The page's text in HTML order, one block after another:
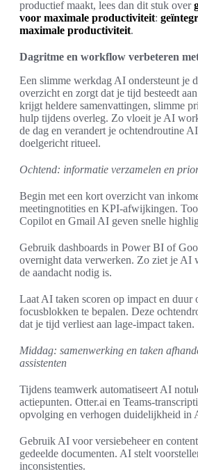
productief maakt, lees dan dit stuk over
voor maximale productiviteit:
maximale productiviteit.
Dagritme en workflow verbeteren
Een slimme werkdag AI ondersteunt je
overzicht en zorgt dat je tijd besteedt
krijgt heldere samenvattingen, slimme
hulp tijdens overleg. Zo vloeit je AI
de dag en verandert je ochtendroutine
doelgericht ritueel.
Ochtend: informatie verzamelen en
Begin met een kort overzicht van
meetingnotities en KPI-afwijkingen.
Copilot en Gmail AI geven snelle
Gebruik dashboards in Power BI of
overnight data verwerken. Zo ziet je AI
de aandacht nodig is.
Laat AI taken scoren op impact en duur
focusblokken te bepalen. Deze
dat je tijd verliest aan lage-impact taken.
Middag: samenwerking en taken
assistenten
Tijdens teamwerk automatiseert AI
actiepunten. Otter.ai en Teams-
opvolging en verhogen duidelijkheid in
Gebruik AI voor versiebeheer en
gedeelde documenten. AI stelt
inconsistenties.